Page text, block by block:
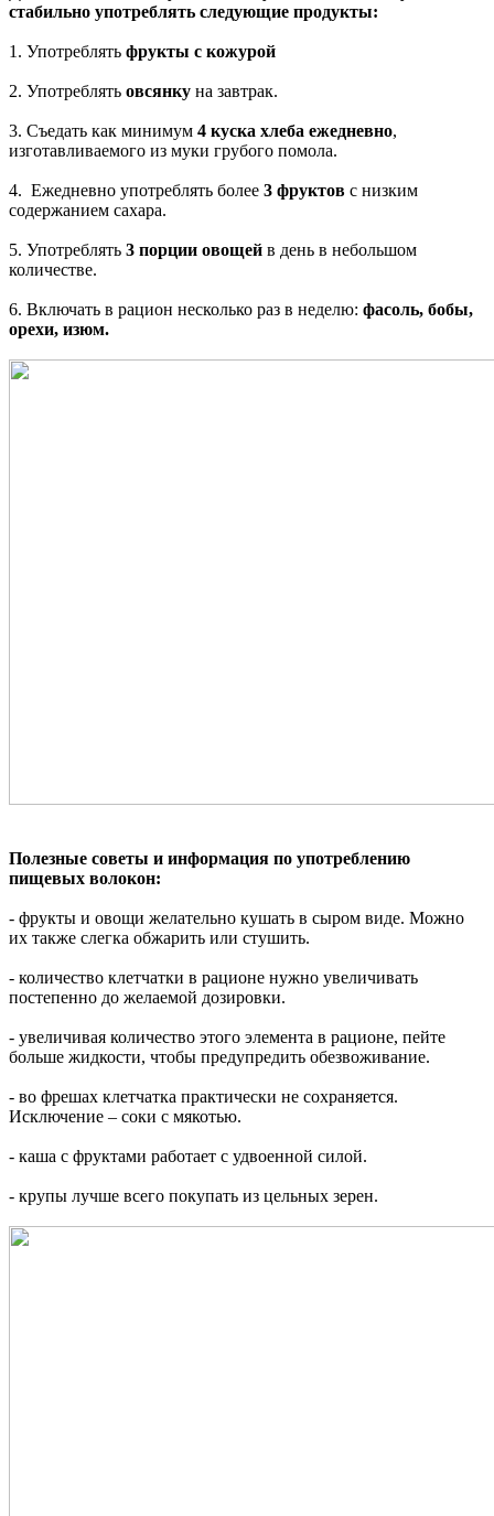
стабильно употреблять следующие продукты:
1. Употреблять фрукты с кожурой
2. Употреблять овсянку на завтрак.
3. Съедать как минимум 4 куска хлеба ежедневно,
изготавливаемого из муки грубого помола.
4. Ежедневно употреблять более 3 фруктов с низким
содержанием сахара.
5. Употреблять 3 порции овощей в день в небольшом
количестве.
6. Включать в рацион несколько раз в неделю: фасоль, бобы,
орехи, изюм.
Полезные советы и информация по употреблению
пищевых волокон:
- фрукты и овощи желательно кушать в сыром виде. Можно
их также слегка обжарить или стушить.
- количество клетчатки в рационе нужно увеличивать
постепенно до желаемой дозировки.
- увеличивая количество этого элемента в рационе, пейте
больше жидкости, чтобы предупредить обезвоживание.
- во фрешах клетчатка практически не сохраняется.
Исключение – соки с мякотью.
- каша с фруктами работает с удвоенной силой.
- крупы лучше всего покупать из цельных зерен.